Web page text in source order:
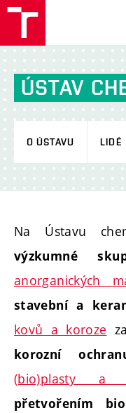
ÚSTAV
O ÚSTAVU LIDÉ
Na Ústavu
výzkumné
anorganických
stavební a
kovů a koroze
korozní
(bio)plasty a
přetvořením